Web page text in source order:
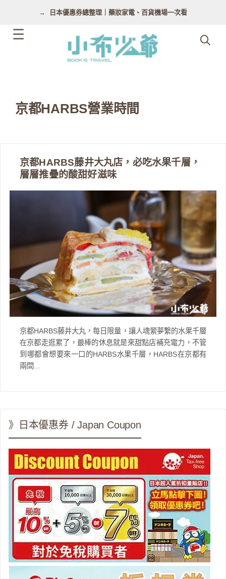
日本優惠券總整理｜藥妝家電、百貨機場一次看
京都HARBS營業時間
京都HARBS藤井大丸店，必吃水果千層，
層層推疊的酸甜好滋味
京都HARBS藤井大丸，每日限量，讓人魂縈夢繫的水果千層
在京都走逛累了，最棒的休息就是來甜點店補充電力，不管
到哪都會想要來一口的HARBS水果千層，HARBS在京都有
兩間...
》日本優惠券 / Japan Coupon